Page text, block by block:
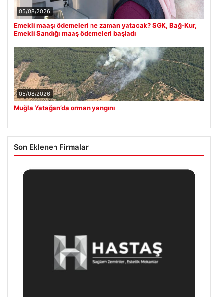
05/08/2026
Emekli maaşı ödemeleri ne zaman yatacak? SGK, Bağ-Kur,
Emekli Sandığı maaş ödemeleri başladı
05/08/2026
Muğla Yatağan’da orman yangını
Son Eklenen Firmalar